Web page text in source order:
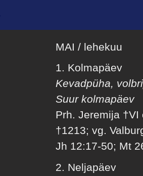
MAI / lehekuu
1. Kolmapäev
Kevadpüha,
Suur kolmapäev
Prh. Jeremija †VI
†1213; vg.
Jh 12:17-50; Mt
2. Neljapäev